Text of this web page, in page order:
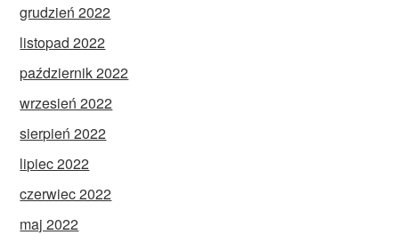
grudzień 2022
listopad 2022
październik 2022
wrzesień 2022
sierpień 2022
lipiec 2022
czerwiec 2022
maj 2022